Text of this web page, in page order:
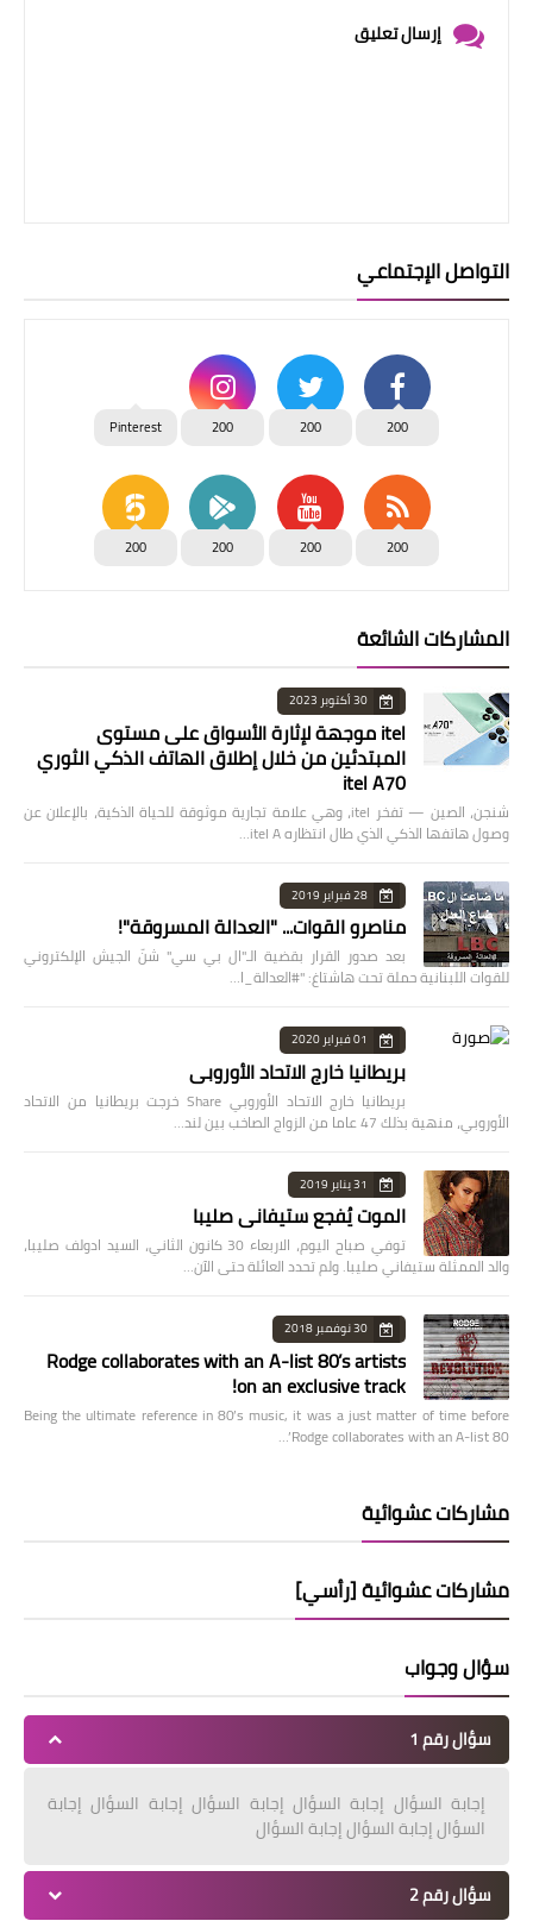
إرسال تعليق
التواصل الإجتماعي
200
200
200
Pinterest
200
200
200
200
المشاركات الشائعة
30 أكتوبر 2023
itel موجهة لإثارة الأسواق على مستوى
المبتدئين من خلال إطلاق الهاتف الذكي الثوري
itel A70
شنجن، الصين — تفخر itel، وهي علامة تجارية موثوقة للحياة الذكية، بالإعلان عن
وصول هاتفها الذكي الذي طال انتظاره itel A…
28 فبراير 2019
مناصرو القوات... "العدالة المسروقة"!
بعد صدور القرار بقضية الـ"ال بي سي" شنّ الجيش الإلكتروني
للقوات اللبنانية حملة تحت هاشتاغ: "#العدالة_ا…
01 فبراير 2020
بريطانيا خارج الاتحاد الأوروبي
بريطانيا خارج الاتحاد الأوروبي Share خرجت بريطانيا من الاتحاد
الأوروبي، منهية بذلك 47 عاما من الزواج الصاخب بين لند…
31 يناير 2019
الموت يُفجع ستيفاني صليبا
توفي صباح اليوم، الاربعاء 30 كانون الثاني، السيد ادولف صليبا،
والد الممثلة ستيفاني صليبا. ولم تحدد العائلة حتى الآن…
30 نوفمبر 2018
Rodge collaborates with an A-list 80’s artists
on an exclusive track!
Being the ultimate reference in 80’s music, it was a just matter of time before
Rodge collaborates with an A-list 80’…
مشاركات عشوائية
مشاركات عشوائية [رأسي]
سؤال وجواب
سؤال رقم 1
إجابة السؤال إجابة السؤال إجابة السؤال إجابة السؤال إجابة
السؤال إجابة السؤال إجابة السؤال
سؤال رقم 2